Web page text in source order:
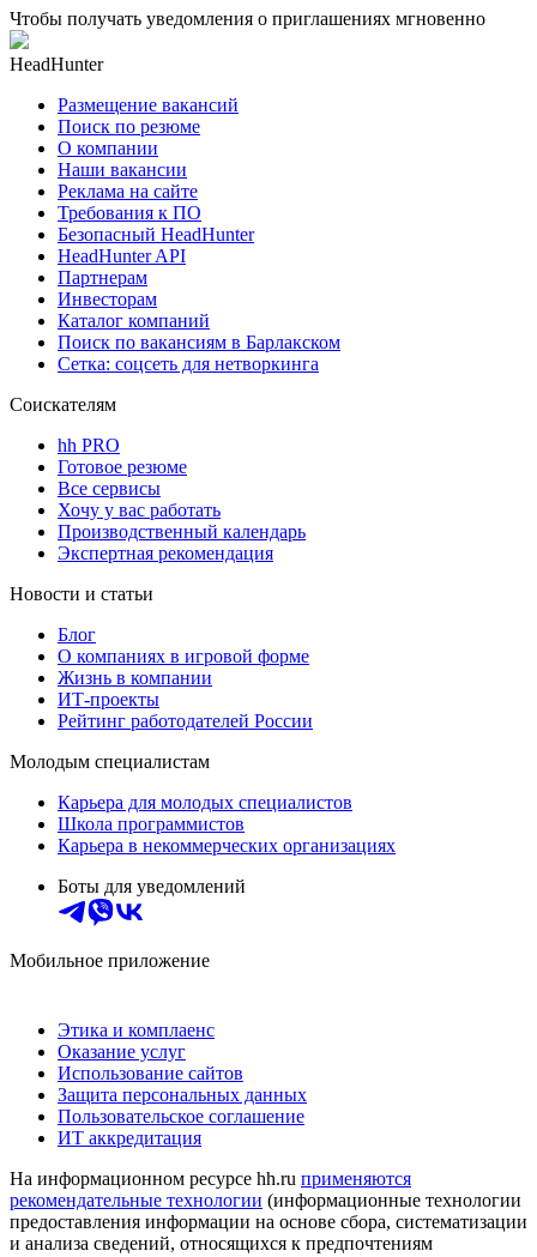
Чтобы получать уведомления о приглашениях мгновенно
HeadHunter
Размещение вакансий
Поиск по резюме
О компании
Наши вакансии
Реклама на сайте
Требования к ПО
Безопасный HeadHunter
HeadHunter API
Партнерам
Инвесторам
Каталог компаний
Поиск по вакансиям в Барлакском
Сетка: соцсеть для нетворкинга
Соискателям
hh PRO
Готовое резюме
Все сервисы
Хочу у вас работать
Производственный календарь
Экспертная рекомендация
Новости и статьи
Блог
О компаниях в игровой форме
Жизнь в компании
ИТ-проекты
Рейтинг работодателей России
Молодым специалистам
Карьера для молодых специалистов
Школа программистов
Карьера в некоммерческих организациях
Боты для уведомлений
Мобильное приложение
Этика и комплаенс
Оказание услуг
Использование сайтов
Защита персональных данных
Пользовательское соглашение
ИТ аккредитация
На информационном ресурсе hh.ru применяются
рекомендательные технологии (информационные технологии
предоставления информации на основе сбора, систематизации
и анализа сведений, относящихся к предпочтениям